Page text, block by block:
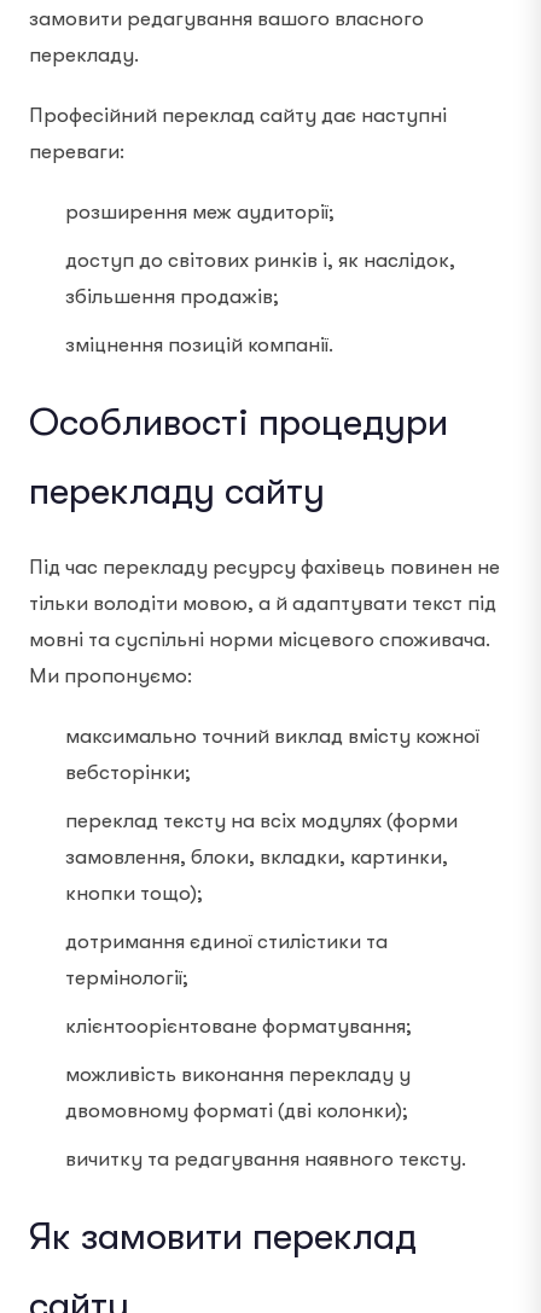
замовити редагування вашого власного
перекладу.
Професійний переклад сайту дає наступні
переваги:
розширення меж аудиторії;
доступ до світових ринків і, як наслідок,
збільшення продажів;
зміцнення позицій компанії.
Особливості процедури
перекладу сайту
Під час перекладу ресурсу фахівець повинен не
тільки володіти мовою, а й адаптувати текст під
мовні та суспільні норми місцевого споживача.
Ми пропонуємо:
максимально точний виклад вмісту кожної
вебсторінки;
переклад тексту на всіх модулях (форми
замовлення, блоки, вкладки, картинки,
кнопки тощо);
дотримання єдиної стилістики та
термінології;
клієнтоорієнтоване форматування;
можливість виконання перекладу у
двомовному форматі (дві колонки);
вичитку та редагування наявного тексту.
Як замовити переклад